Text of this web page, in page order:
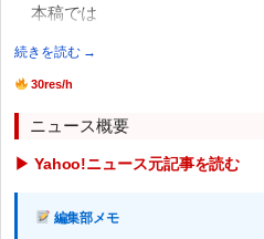
本稿では
続きを読む →
30res/h
ニュース概要
▶ Yahoo!ニュース元記事を読む
編集部メモ